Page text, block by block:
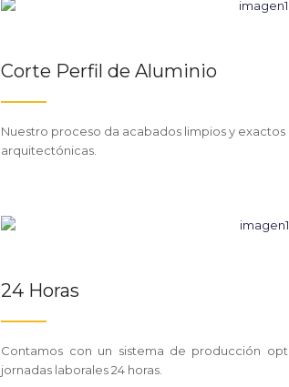
Corte Perfil de Aluminio
Nuestro proceso da acabados limpios y
arquitectónicas.
24 Horas
Contamos con un sistema de producción
jornadas laborales 24 horas.